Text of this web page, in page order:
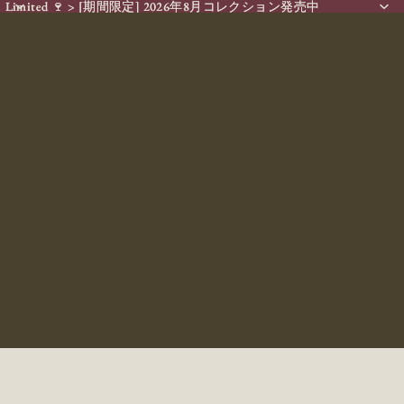
Limited 🍷 > [期間限定] 2026年8月コレクション発売中
Limited 🍷 > [期間限定] 2026年8月コレクション発売中